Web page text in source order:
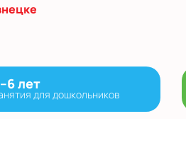
лет
для дошкольников